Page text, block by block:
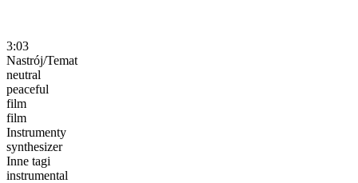
3:03
Nastrój/Temat
neutral
peaceful
film
film
Instrumenty
synthesizer
Inne tagi
instrumental